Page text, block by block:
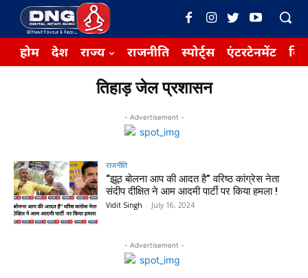
होम देश राज्य राजनीति स्पोर्ट्स एंटरटेनमेंट
तिहाड़ जेल प्रशासन
- Advertisement -
राजनीति
“झूठ बोलना आप की आदत है” वरिष्ठ कांग्रेस नेता
संदीप दीक्षित ने आम आदमी पार्टी पर किया हमला !
Vidit Singh - July 16, 2024
- Advertisement -